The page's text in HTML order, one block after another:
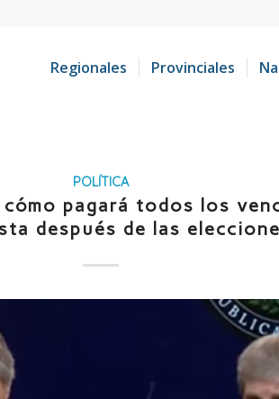
Regionales Provinciales
POLÍTICA
pagará todos los
después de las